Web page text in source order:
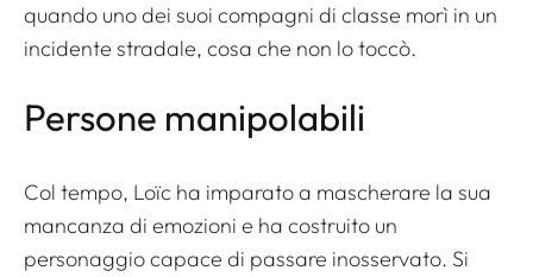
quando uno dei suoi compagni di classe morì in un
incidente stradale, cosa che non lo toccò.
Persone manipolabili
Col tempo, Loïc ha imparato a mascherare la sua
mancanza di emozioni e ha costruito un
personaggio capace di passare inosservato. Si